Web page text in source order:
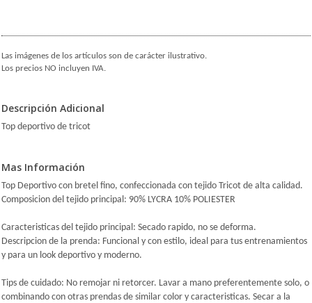
Las imágenes de los artículos son de carácter ilustrativo.
Los precios NO incluyen IVA.
Descripción Adicional
Top deportivo de tricot
Mas Información
Top Deportivo con bretel fino, confeccionada con tejido Tricot de alta calidad.
Composicion del tejido principal: 90% LYCRA 10% POLIESTER
Caracteristicas del tejido principal: Secado rapido, no se deforma.
Descripcion de la prenda: Funcional y con estilo, ideal para tus entrenamientos
y para un look deportivo y moderno.
Tips de cuidado: No remojar ni retorcer. Lavar a mano preferentemente solo, o
combinando con otras prendas de similar color y caracteristicas. Secar a la